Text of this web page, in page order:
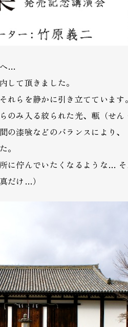
…
して頂きました。
らを静かに引き立てています。
のみ入る絞られた光、甎（せ
の漆喰などのバランスにより、
。
に佇んでいたくなるような… そ
だけ…）